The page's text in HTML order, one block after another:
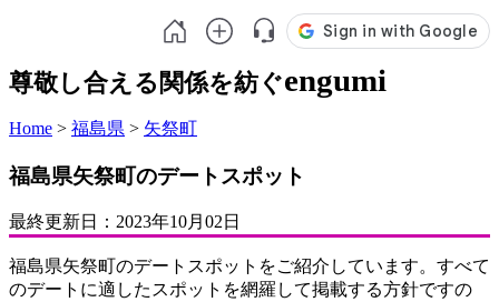
尊敬し合える関係を紡ぐengumi
Home > 福島県 > 矢祭町
福島県矢祭町のデートスポット
最終更新日： 2023年10月02日
福島県矢祭町のデートスポットをご紹介しています。すべて
のデートに適したスポットを網羅して掲載する方針ですの